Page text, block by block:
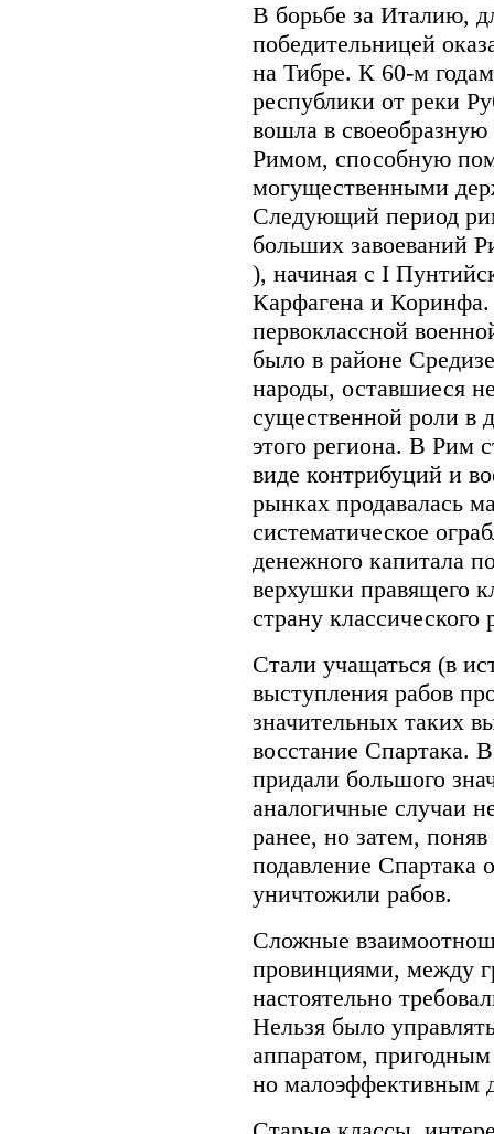
В борьбе за Италию,
победительницей
на Тибре. К 60-м
республики от реки
вошла в
Римом, способную
могущественными
Следующий период
больших завоеваний
), начиная с I
Карфагена и
первоклассной
было в районе
народы, оставшиеся
существенной роли в
этого региона. В Рим
виде контрибуций и
рынках продавалась
систематическое
денежного капитала
верхушки правящего
страну классического
Стали учащаться (в
выступления рабов
значительных таких
восстание Спартака.
придали большого
аналогичные случаи
ранее, но затем,
подавление Спартака
уничтожили рабов.
Сложные
провинциями, между
настоятельно
Нельзя было
аппаратом,
но малоэффективным